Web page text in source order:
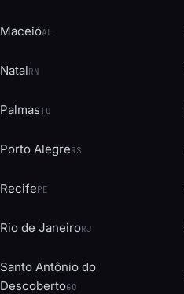
MaceióAL
NatalRN
PalmasTO
Porto AlegreRS
RecifePE
Rio de JaneiroRJ
Santo Antônio do
DescobertoGO